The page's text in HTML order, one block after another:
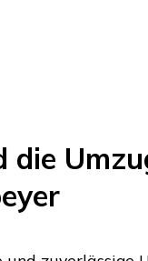
die